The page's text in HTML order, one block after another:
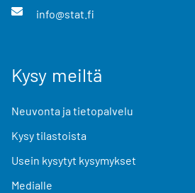
info@stat.fi
Kysy meiltä
Neuvonta ja tietopalvelu
Kysy tilastoista
Usein kysytyt kysymykset
Medialle